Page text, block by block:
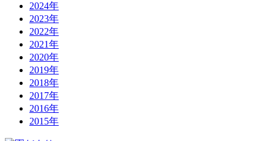
2024年
2023年
2022年
2021年
2020年
2019年
2018年
2017年
2016年
2015年